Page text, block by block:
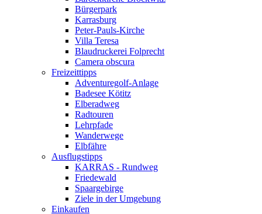
Bürgerpark
Karrasburg
Peter-Pauls-Kirche
Villa Teresa
Blaudruckerei Folprecht
Camera obscura
Freizeittipps
Adventuregolf-Anlage
Badesee Kötitz
Elberadweg
Radtouren
Lehrpfade
Wanderwege
Elbfähre
Ausflugstipps
KARRAS - Rundweg
Friedewald
Spaargebirge
Ziele in der Umgebung
Einkaufen